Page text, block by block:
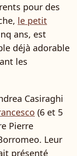
pour des
le petit
ans, est
déjà adorable
les
Casiraghi
(6 et 5
Pierre
Leur
présenté